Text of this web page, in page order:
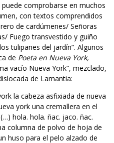
comprobarse en muchos
con textos comprendidos
de cardúmenes/ Señoras
Fuego transvestido y guiño
tulipanes del jardín”. Algunos
de Poeta en Nueva York,
vacío Nueva York”, mezclado,
de Lamantia:
la cabeza asfixiada de nueva
york una cremallera en el
hola. hola. ñac. jaco. ñac.
columna de polvo de hoja de
huso para el pelo alzado de